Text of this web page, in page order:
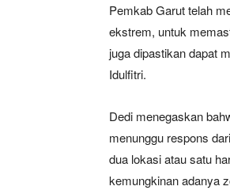
Pemkab Garut telah
ekstrem, untuk
juga dipastikan dapat
Idulfitri.
Dedi menegaskan
menunggu respons
dua lokasi atau satu
kemungkinan adanya